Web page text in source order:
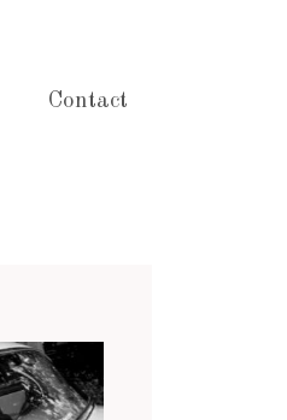
Contact